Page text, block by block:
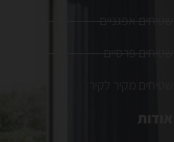
שטיחים אפגניים
שטיחים פרסיים
שטיחים מקיר לקיר
אודות